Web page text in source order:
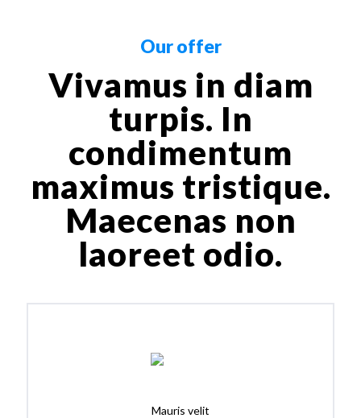
Our offer
Vivamus in diam
turpis. In
condimentum
maximus tristique.
Maecenas non
laoreet odio.
Mauris velit